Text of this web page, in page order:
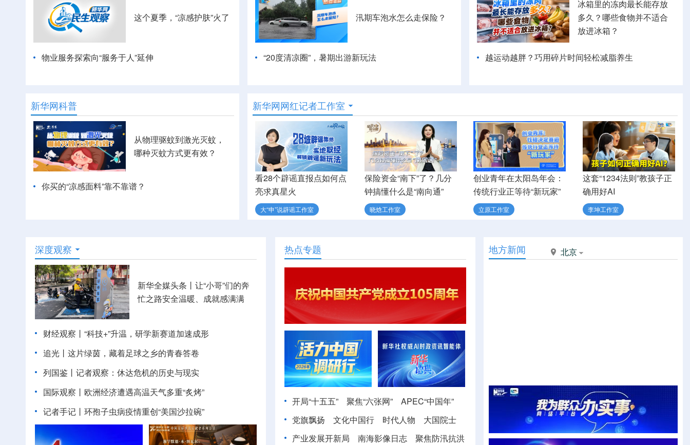
这个夏季，“凉感护肤”火了
物业服务探索向“服务于人”延伸
汛期车泡水怎么走保险？
“20度清凉圈”，暑期出游新玩法
冰箱里的冻肉最长能存放
多久？哪些食物并不适合
放进冰箱？
越运动越胖？巧用碎片时间轻松减脂养生
新华网科普
从物理驱蚊到激光灭蚊，
哪种灭蚊方式更有效？
你买的“凉感面料”靠不靠谱？
新华网网红记者工作室
看28个辟谣直报点如何点
亮求真星火
大“申”说辟谣工作室
保险资金“南下”了？几分
钟搞懂什么是“南向通”
晓焓工作室
创业青年在太阳岛年会：
传统行业正等待“新玩家”
立原工作室
这套“1234法则”教孩子正
确用好AI
李坤工作室
深度观察
新华全媒头条丨 让“小哥”们的奔
忙之路安全温暖、成就感满满
财经观察丨 “科技+”升温，研学新赛道加速成形
追光丨 这片绿茵，藏着足球之乡的青春答卷
列国鉴丨记者观察：休达危机的历史与现实
国际观察丨 欧洲经济遭遇高温天气多重“炙烤”
记者手记丨环孢子虫病疫情重创“美国沙拉碗”
热点专题
开局“十五五” 聚焦“六张网”
APEC“中国年”
党旗飘扬
文化中国行 时代人物
大国院士
产业发展开新局
南海影像日志 聚焦防汛抗洪
地方新闻 北京